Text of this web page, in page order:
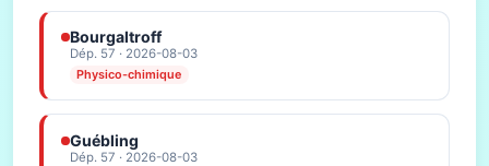
Bourgaltroff
Dép. 57 · 2026-08-03
Physico-chimique
Guébling
Dép. 57 · 2026-08-03